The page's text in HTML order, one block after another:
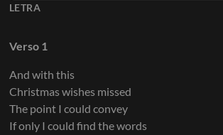
LETRA
Verso 1
And with this
Christmas wishes missed
The point I could convey
If only I could find the words